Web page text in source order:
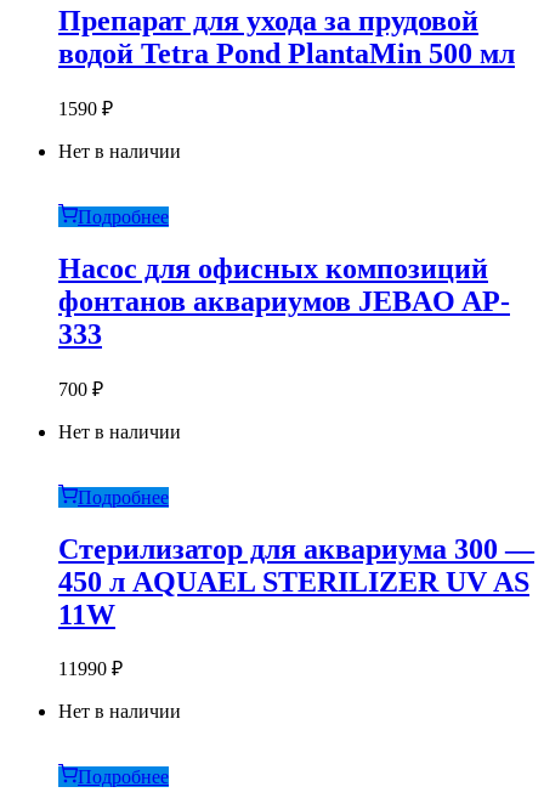
Препарат для ухода за прудовой
водой Tetra Pond PlantaMin 500 мл
1590 ₽
Нет в наличии
Подробнее
Насос для офисных композиций
фонтанов аквариумов JEBAO AP-
333
700 ₽
Нет в наличии
Подробнее
Стерилизатор для аквариума 300 —
450 л AQUAEL STERILIZER UV AS
11W
11990 ₽
Нет в наличии
Подробнее